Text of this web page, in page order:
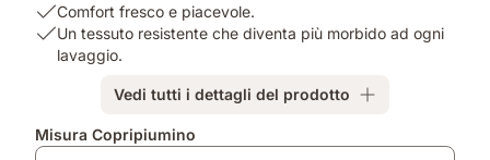
Ideale
per
grazie
USP
2:
Comfort
Comfort fresco e piacevole.
USP
che
Un tessuto resistente che diventa più morbido ad ogni
lavaggio.
Vedi tutti i dettagli del prodotto
Misura Copripiumino